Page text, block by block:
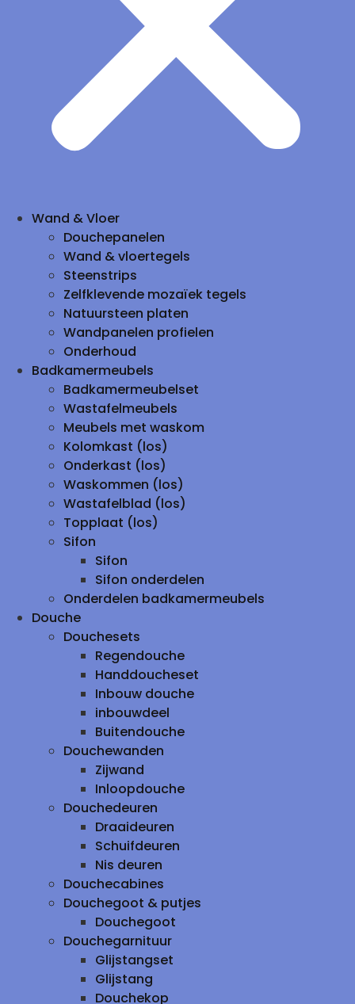
Wand & Vloer
Douchepanelen
Wand & vloertegels
Steenstrips
Zelfklevende mozaïek tegels
Natuursteen platen
Wandpanelen profielen
Onderhoud
Badkamermeubels
Badkamermeubelset
Wastafelmeubels
Meubels met waskom
Kolomkast (los)
Onderkast (los)
Waskommen (los)
Wastafelblad (los)
Topplaat (los)
Sifon
Sifon
Sifon onderdelen
Onderdelen badkamermeubels
Douche
Douchesets
Regendouche
Handdoucheset
Inbouw douche
inbouwdeel
Buitendouche
Douchewanden
Zijwand
Inloopdouche
Douchedeuren
Draaideuren
Schuifdeuren
Nis deuren
Douchecabines
Douchegoot & putjes
Douchegoot
Douchegarnituur
Glijstangset
Glijstang
Douchekop